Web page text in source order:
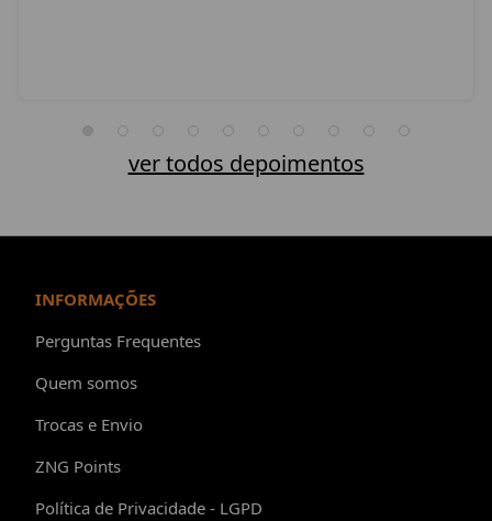
ver todos depoimentos
INFORMAÇÕES
Perguntas Frequentes
Quem somos
Trocas e Envio
ZNG Points
Política de Privacidade - LGPD